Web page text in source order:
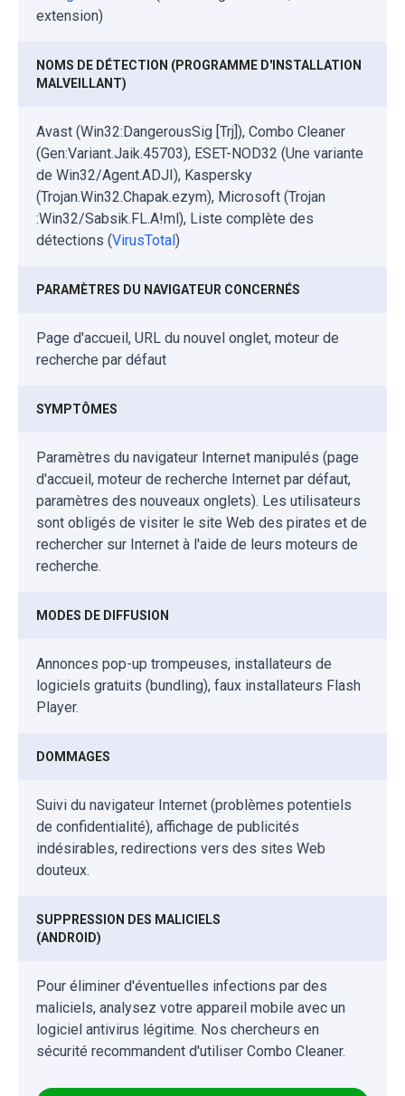
extension)
NOMS DE DÉTECTION (PROGRAMME D'INSTALLATION
MALVEILLANT)
Avast (Win32:DangerousSig [Trj]), Combo Cleaner
(Gen:Variant.Jaik.45703), ESET-NOD32 (Une variante
de Win32/Agent.ADJI), Kaspersky
(Trojan.Win32.Chapak.ezym), Microsoft (Trojan
:Win32/Sabsik.FL.A!ml), Liste complète des
détections (VirusTotal )
PARAMÈTRES DU NAVIGATEUR CONCERNÉS
Page d'accueil, URL du nouvel onglet, moteur de
recherche par défaut
SYMPTÔMES
Paramètres du navigateur Internet manipulés (page
d'accueil, moteur de recherche Internet par défaut,
paramètres des nouveaux onglets). Les utilisateurs
sont obligés de visiter le site Web des pirates et de
rechercher sur Internet à l'aide de leurs moteurs de
recherche.
MODES DE DIFFUSION
Annonces pop-up trompeuses, installateurs de
logiciels gratuits (bundling), faux installateurs Flash
Player.
DOMMAGES
Suivi du navigateur Internet (problèmes potentiels
de confidentialité), affichage de publicités
indésirables, redirections vers des sites Web
douteux.
SUPPRESSION DES MALICIELS
(ANDROID)
Pour éliminer d'éventuelles infections par des
maliciels, analysez votre appareil mobile avec un
logiciel antivirus légitime. Nos chercheurs en
sécurité recommandent d'utiliser Combo Cleaner.